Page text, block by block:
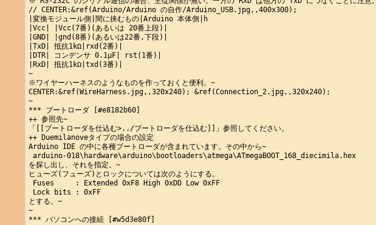
// CENTER:&ref(Arduino/Arduino の自作/Arduino_USB.jpg,,400x300);
|変換モジュール側|間に挟むもの|Arduino 本体側|h
|Vcc| |Vcc(7番)(あるいは 20番上段)|
|GND| |gnd(8番)(あるいは22番,下段)|
|TxD| 抵抗1kΩ|rxd(2番)|
|DTR| コンデンサ 0.1μF| rst(1番)|
|RxD| 抵抗1kΩ|txd(3番)|
~
※ワイヤーハーネスのようなものを作っておくと便利。~
CENTER:&ref(WireHarness.jpg,,320x240); &ref(Connection_2.jpg,,320x240);
~
*** ブートローダ [#e8182b60]
++ 参照先~
「[[ブートローダを仕込む>../ブートローダを仕込む]]」参照してください。
++ Duemilanoveタイプの場合の設定
Arduino IDE の中に各種ブートローダが含まれています。その中から~
arduino-018\hardware\arduino\bootloaders\atmega\ATmegaBOOT_168_diecimila.hex
を探し出し、それを指定。~
ヒューズ(フューズ)とロックについては次のようにする。
Fuses     : Extended 0xF8 High 0xDD Low 0xFF
Lock bits : 0xFF
とする。~
~
*** パソコンへの接続 [#w5d3e80f]